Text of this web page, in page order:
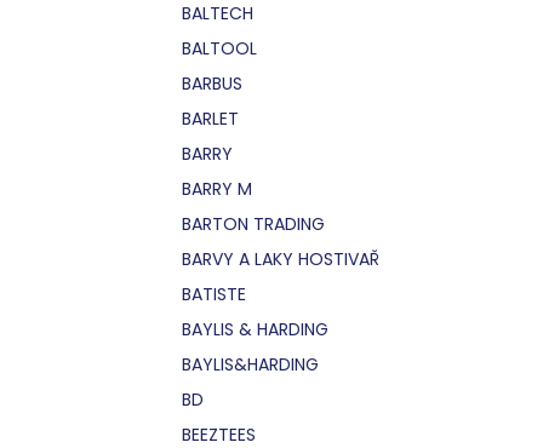
BALTECH
BALTOOL
BARBUS
BARLET
BARRY
BARRY M
BARTON TRADING
BARVY A LAKY HOSTIVAŘ
BATISTE
BAYLIS & HARDING
BAYLIS&HARDING
BD
BEEZTEES